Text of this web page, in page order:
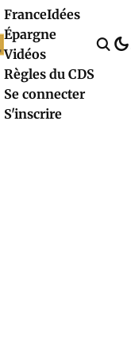
FranceIdées
Épargne
Vidéos
Règles du CDS
Se connecter
S'inscrire